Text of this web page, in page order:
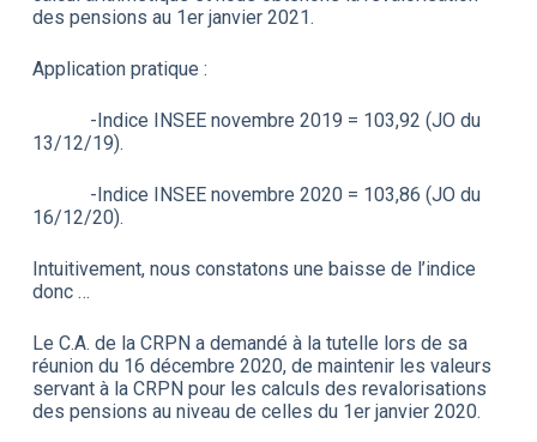
des pensions au 1er janvier 2021.
Application pratique :
-Indice INSEE novembre 2019 = 103,92 (JO du
13/12/19).
-Indice INSEE novembre 2020 = 103,86 (JO du
16/12/20).
Intuitivement, nous constatons une baisse de l’indice
donc …
Le C.A. de la CRPN a demandé à la tutelle lors de sa
réunion du 16 décembre 2020, de maintenir les valeurs
servant à la CRPN pour les calculs des revalorisations
des pensions au niveau de celles du 1er janvier 2020.